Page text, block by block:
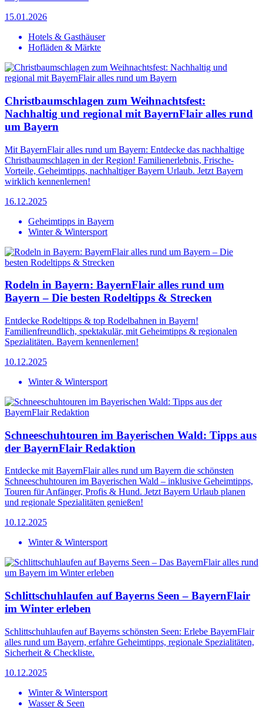
15.01.2026
Hotels & Gasthäuser
Hofläden & Märkte
Christbaumschlagen zum Weihnachtsfest:
Nachhaltig und regional mit BayernFlair alles rund
um Bayern
Mit BayernFlair alles rund um Bayern: Entdecke das nachhaltige
Christbaumschlagen in der Region! Familienerlebnis, Frische-
Vorteile, Geheimtipps, nachhaltiger Bayern Urlaub. Jetzt Bayern
wirklich kennenlernen!
16.12.2025
Geheimtipps in Bayern
Winter & Wintersport
Rodeln in Bayern: BayernFlair alles rund um
Bayern – Die besten Rodeltipps & Strecken
Entdecke Rodeltipps & top Rodelbahnen in Bayern!
Familienfreundlich, spektakulär, mit Geheimtipps & regionalen
Spezialitäten. Bayern kennenlernen!
10.12.2025
Winter & Wintersport
Schneeschuhtouren im Bayerischen Wald: Tipps aus
der BayernFlair Redaktion
Entdecke mit BayernFlair alles rund um Bayern die schönsten
Schneeschuhtouren im Bayerischen Wald – inklusive Geheimtipps,
Touren für Anfänger, Profis & Hund. Jetzt Bayern Urlaub planen
und regionale Spezialitäten genießen!
10.12.2025
Winter & Wintersport
Schlittschuhlaufen auf Bayerns Seen – BayernFlair
im Winter erleben
Schlittschuhlaufen auf Bayerns schönsten Seen: Erlebe BayernFlair
alles rund um Bayern, erfahre Geheimtipps, regionale Spezialitäten,
Sicherheit & Checkliste.
10.12.2025
Winter & Wintersport
Wasser & Seen